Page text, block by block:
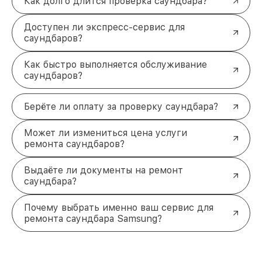
продлевают срок службы вашего устройства.
наличный и безналичный расчёт.
Как вернуть саундбар Samsung к
жизни
Шум, отсутствие звука или полное отключение
устройства — всё это не повод расставаться с
любимымсаундбаром Samsung. Наши
специалисты готовы помочь вам в любое время.
Профессиональный ремонт, качественные детали
и гарантия на все работы — всё это вы найдёте у
нас.
Свяжитесь с нами по телефону +7 (843) 254-68-13
или приходите по адресу ул. Галиаскара Камала,
д. 41. Мы позаботимся о вашем устройстве!
Доступен ли экспресс-сервис для
саундбаров?
Как быстро выполняется обслуживание
саундбаров?
Берёте ли оплату за проверку саундбара?
Может ли измениться цена услуги
ремонта саундбаров?
Выдаёте ли документы на ремонт
саундбара?
Почему выбрать именно ваш сервис для
ремонта саундбара Samsung?